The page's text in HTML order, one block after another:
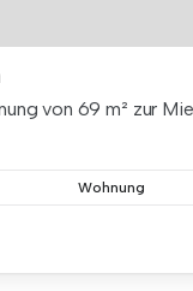
von 69 m² zur
Wohnung